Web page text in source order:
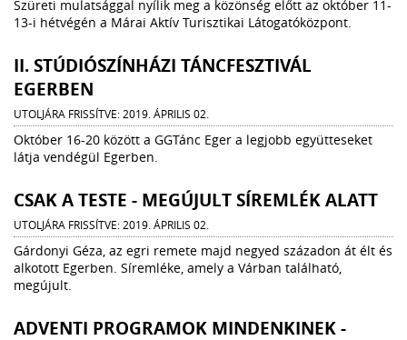
Szüreti mulatsággal nyílik meg a közönség előtt az október 11-
13-i hétvégén a Márai Aktív Turisztikai Látogatóközpont.
II. STÚDIÓSZÍNHÁZI TÁNCFESZTIVÁL
EGERBEN
UTOLJÁRA FRISSÍTVE: 2019. ÁPRILIS 02.
Október 16-20 között a GGTánc Eger a legjobb együtteseket
látja vendégül Egerben.
CSAK A TESTE - MEGÚJULT SÍREMLÉK ALATT
UTOLJÁRA FRISSÍTVE: 2019. ÁPRILIS 02.
Gárdonyi Géza, az egri remete majd negyed századon át élt és
alkotott Egerben. Síremléke, amely a Várban található,
megújult.
ADVENTI PROGRAMOK MINDENKINEK -